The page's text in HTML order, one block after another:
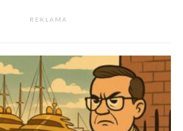
R E K L A M A